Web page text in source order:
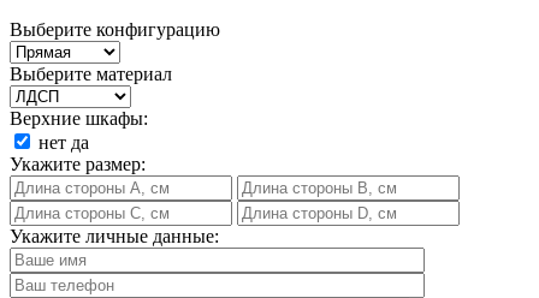
Выберите конфигурацию
Выберите материал
Верхние шкафы:
нет да
Укажите размер:
Укажите личные данные: